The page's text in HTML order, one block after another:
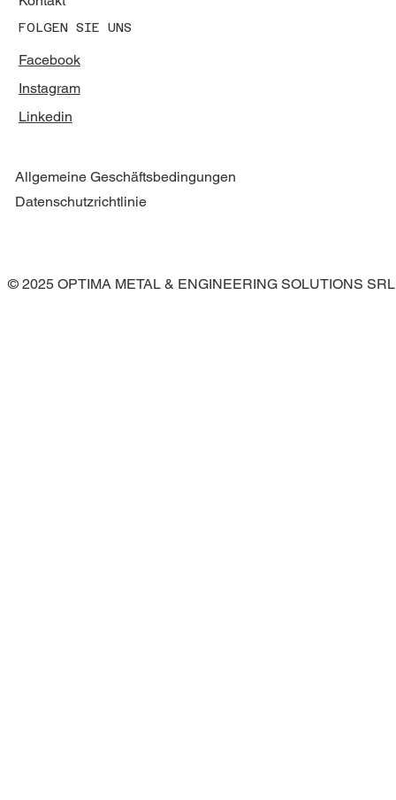
FOLGEN SIE UNS
Facebook
Instagram
Linkedin
Allgemeine Geschäftsbedingungen
Datenschutzrichtlinie
© 2025 OPTIMA METAL & ENGINEERING SOLUTIONS SRL